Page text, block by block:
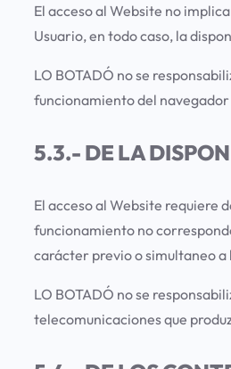
El acceso al Website no
Usuario, en todo caso, la
LO BOTADÓ no se
funcionamiento del navegador
5.3.- DE LA
El acceso al Website requiere
funcionamiento no
carácter previo o simultaneo
LO BOTADÓ no se
telecomunicaciones que